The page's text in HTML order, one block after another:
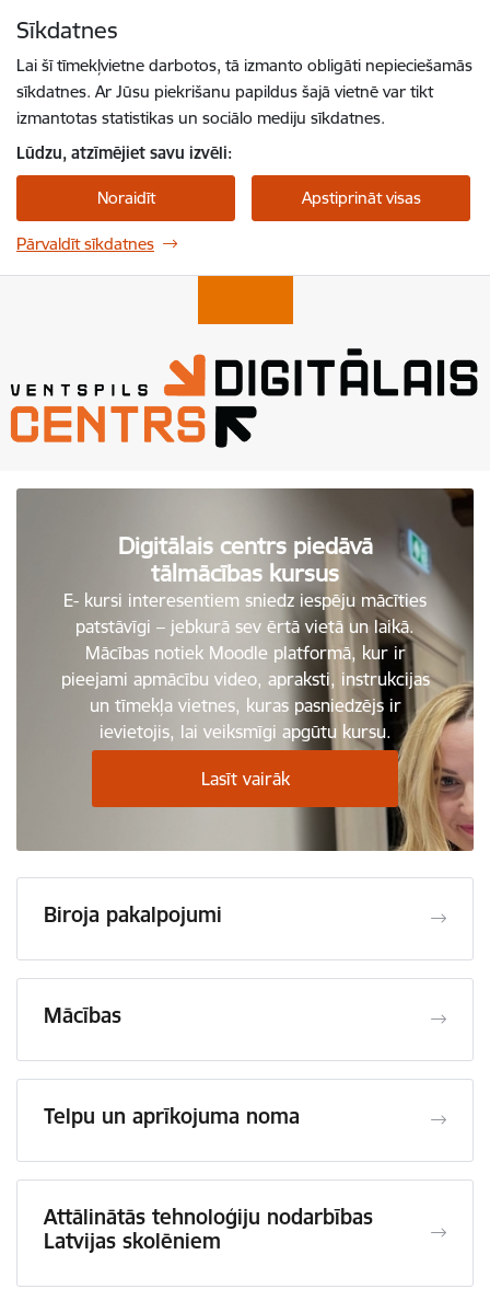
Sīkdatnes
Lai šī tīmekļvietne darbotos, tā izmanto obligāti nepieciešamās
sīkdatnes. Ar Jūsu piekrišanu papildus šajā vietnē var tikt
izmantotas statistikas un sociālo mediju sīkdatnes.
Lūdzu, atzīmējiet savu izvēli:
Noraidīt Apstiprināt visas
Pārvaldīt sīkdatnes
Digitālais centrs piedāvā
tālmācības kursus
E- kursi interesentiem sniedz iespēju mācīties
patstāvīgi – jebkurā sev ērtā vietā un laikā.
Mācības notiek Moodle platformā, kur ir
pieejami apmācību video, apraksti, instrukcijas
un tīmekļa vietnes, kuras pasniedzējs ir
ievietojis, lai veiksmīgi apgūtu kursu.
Lasīt vairāk
Biroja pakalpojumi
Mācības
Telpu un aprīkojuma noma
Attālinātās tehnoloģiju nodarbības
Latvijas skolēniem